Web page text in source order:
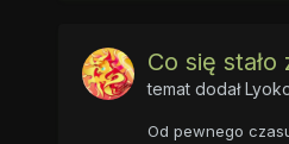
Co się
temat dodał
Od pewnego